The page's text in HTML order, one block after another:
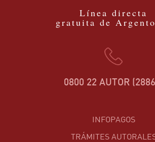
Línea directa
gratuita de
0800 22 AUTOR
INFOPAGOS
TRÁMITES